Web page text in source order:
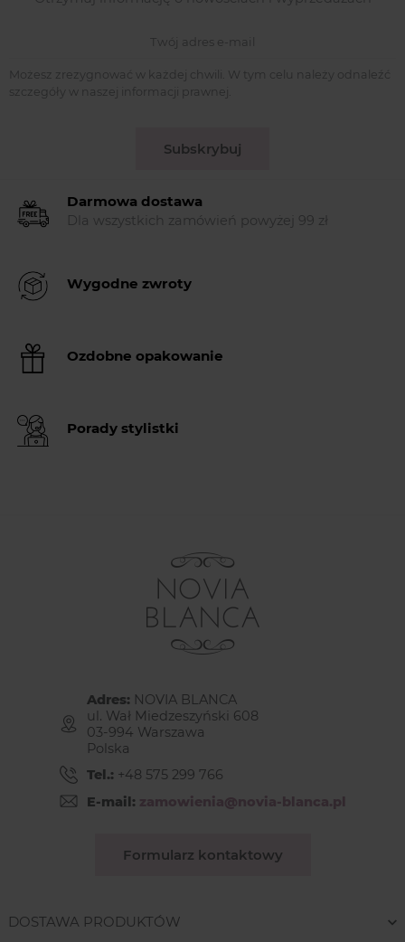
Możesz zrezygnować w każdej chwili. W tym celu należy odnaleźć
szczegóły w naszej informacji prawnej.
Subskrybuj
Darmowa dostawa
Dla wszystkich zamówień powyżej 99 zł
Wygodne zwroty
Ozdobne opakowanie
Porady stylistki
Adres: NOVIA BLANCA
ul. Wał Miedzeszyński 608
03-994 Warszawa
Polska
Tel.: +48 575 299 766
E-mail: zamowienia@novia-blanca.pl
Formularz kontaktowy
DOSTAWA PRODUKTÓW